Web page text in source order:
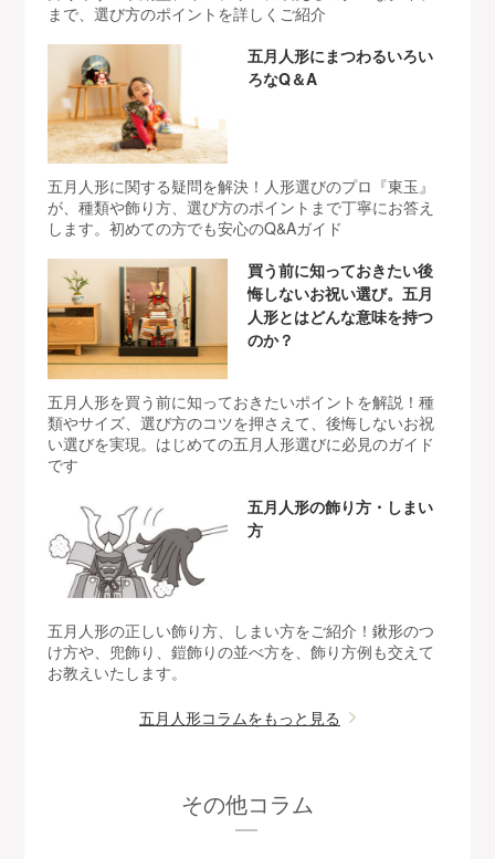
まで、選び方のポイントを詳しくご紹介
五月人形にまつわるいろい
ろなQ＆A
五月人形に関する疑問を解決！人形選びのプロ『東玉』
が、種類や飾り方、選び方のポイントまで丁寧にお答え
します。初めての方でも安心のQ&Aガイド
買う前に知っておきたい後
悔しないお祝い選び。五月
人形とはどんな意味を持つ
のか？
五月人形を買う前に知っておきたいポイントを解説！種
類やサイズ、選び方のコツを押さえて、後悔しないお祝
い選びを実現。はじめての五月人形選びに必見のガイド
です
五月人形の飾り方・しまい
方
五月人形の正しい飾り方、しまい方をご紹介！鍬形のつ
け方や、兜飾り、鎧飾りの並べ方を、飾り方例も交えて
お教えいたします。
五月人形コラムをもっと見る
その他コラム